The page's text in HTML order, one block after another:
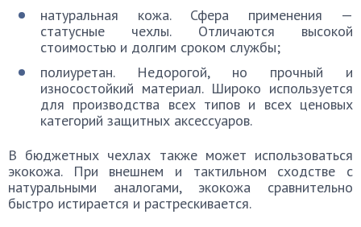
натуральная кожа. Сфера применения —
статусные чехлы. Отличаются высокой
стоимостью и долгим сроком службы;
полиуретан. Недорогой, но прочный и
износостойкий материал. Широко используется
для производства всех типов и всех ценовых
категорий защитных аксессуаров.
В бюджетных чехлах также может использоваться
экокожа. При внешнем и тактильном сходстве с
натуральными аналогами, экокожа сравнительно
быстро истирается и растрескивается.